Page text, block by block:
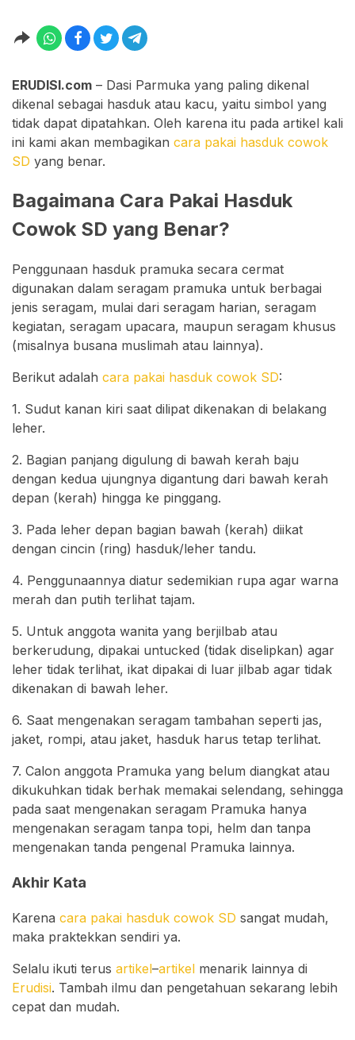
ERUDISI.com – Dasi Parmuka yang paling dikenal
dikenal sebagai hasduk atau kacu, yaitu simbol yang
tidak dapat dipatahkan. Oleh karena itu pada artikel kali
ini kami akan membagikan cara pakai hasduk cowok
SD yang benar.
Bagaimana Cara Pakai Hasduk
Cowok SD yang Benar?
Penggunaan hasduk pramuka secara cermat
digunakan dalam seragam pramuka untuk berbagai
jenis seragam, mulai dari seragam harian, seragam
kegiatan, seragam upacara, maupun seragam khusus
(misalnya busana muslimah atau lainnya).
Berikut adalah cara pakai hasduk cowok SD:
1. Sudut kanan kiri saat dilipat dikenakan di belakang
leher.
2. Bagian panjang digulung di bawah kerah baju
dengan kedua ujungnya digantung dari bawah kerah
depan (kerah) hingga ke pinggang.
3. Pada leher depan bagian bawah (kerah) diikat
dengan cincin (ring) hasduk/leher tandu.
4. Penggunaannya diatur sedemikian rupa agar warna
merah dan putih terlihat tajam.
5. Untuk anggota wanita yang berjilbab atau
berkerudung, dipakai untucked (tidak diselipkan) agar
leher tidak terlihat, ikat dipakai di luar jilbab agar tidak
dikenakan di bawah leher.
6. Saat mengenakan seragam tambahan seperti jas,
jaket, rompi, atau jaket, hasduk harus tetap terlihat.
7. Calon anggota Pramuka yang belum diangkat atau
dikukuhkan tidak berhak memakai selendang, sehingga
pada saat mengenakan seragam Pramuka hanya
mengenakan seragam tanpa topi, helm dan tanpa
mengenakan tanda pengenal Pramuka lainnya.
Akhir Kata
Karena cara pakai hasduk cowok SD sangat mudah,
maka praktekkan sendiri ya.
Selalu ikuti terus artikel–artikel menarik lainnya di
Erudisi. Tambah ilmu dan pengetahuan sekarang lebih
cepat dan mudah.